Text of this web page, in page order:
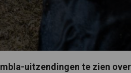
uitzendingen te zien